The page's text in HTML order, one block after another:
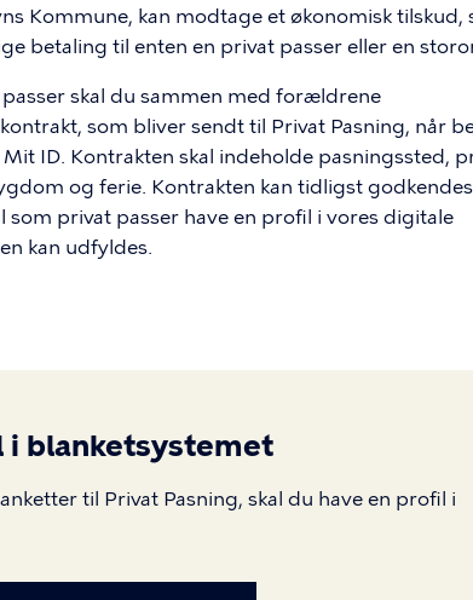
Kommune, kan modtage et økonomisk tilskud,
betaling til enten en privat passer eller en
skal du sammen med forældrene
som bliver sendt til Privat Pasning, når
ID. Kontrakten skal indeholde pasningssted,
og ferie. Kontrakten kan tidligst
som privat passer have en profil i vores digitale
kan udfyldes.
blanketsystemet
til Privat Pasning, skal du have en profil i